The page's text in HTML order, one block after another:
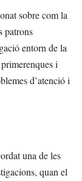
sobre com la
patrons
entorn de la
i
d’atenció i
una de les
quan el